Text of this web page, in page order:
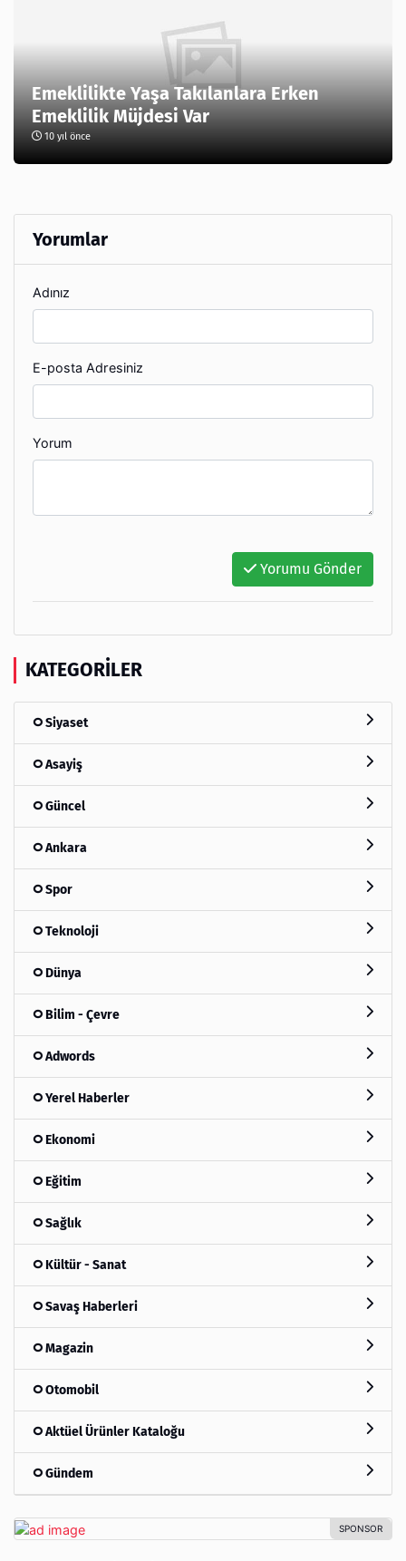
Emeklilikte Yaşa Takılanlara Erken
Emeklilik Müjdesi Var
10 yıl önce
Yorumlar
Adınız
E-posta Adresiniz
Yorum
Yorumu Gönder
KATEGORILER
Siyaset
Asayiş
Güncel
Ankara
Spor
Teknoloji
Dünya
Bilim - Çevre
Adwords
Yerel Haberler
Ekonomi
Eğitim
Sağlık
Kültür - Sanat
Savaş Haberleri
Magazin
Otomobil
Aktüel Ürünler Kataloğu
Gündem